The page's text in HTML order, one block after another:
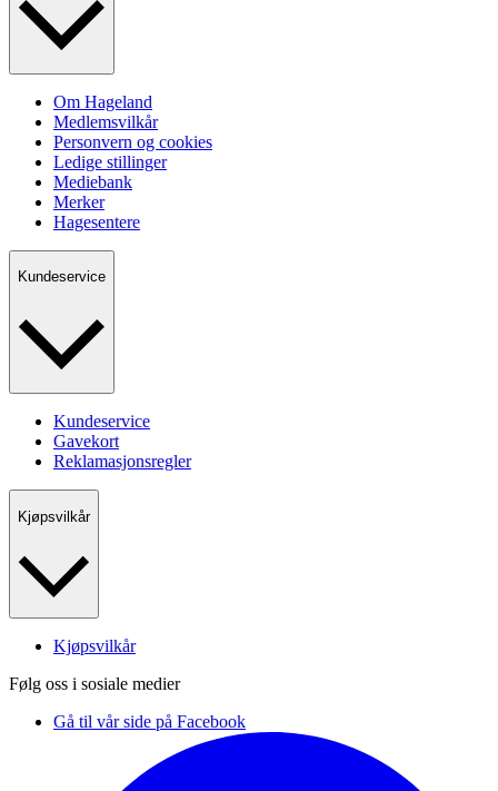
Om Hageland
Medlemsvilkår
Personvern og cookies
Ledige stillinger
Mediebank
Merker
Hagesentere
Kundeservice
Kundeservice
Gavekort
Reklamasjonsregler
Kjøpsvilkår
Kjøpsvilkår
Følg oss i sosiale medier
Gå til vår side på Facebook